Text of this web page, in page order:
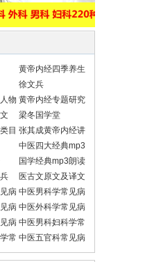
黄帝内经四季养生
法
徐文兵
物 黄帝内经专题研究
梁冬国学堂
目 张其成黄帝内经讲
座
中医四大经典mp3
朗读
国学经典mp3朗读
医古文原文及译文
翻译
病 中医男科学常见病
病 中医外科学常见病
病 中医男科妇科学常
见疾病
常 中医五官科常见病